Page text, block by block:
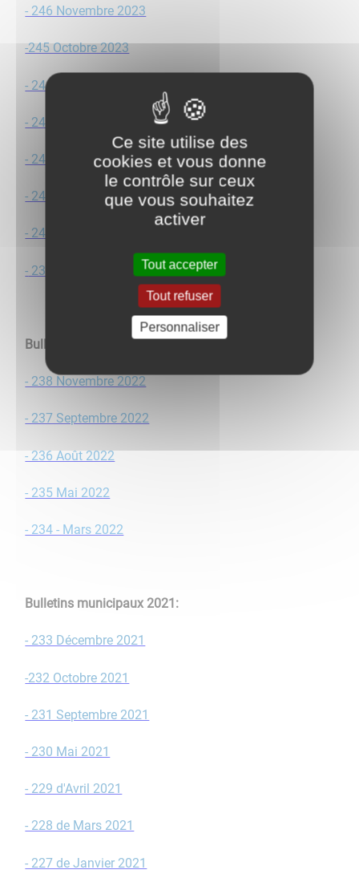
- 246 Novembre 2023
-245 Octobre 2023
- 244 Septembre 2023
- 243 Juin 2023
- 242 Mai 2023
- 241 Mars 2023
- 240
- 239 Janvier 2023
Bulletins municipaux 2022:
- 238 Novembre 2022
- 237 Septembre 2022
- 236 Août 2022
- 235 Mai 2022
- 234 - Mars 2022
​​​​​​​Bulletins municipaux 2021:
- 233 Décembre 2021
-232 Octobre 2021
- 231 Septembre 2021
- 230 Mai 2021
- 229 d'Avril 2021
- 228 de Mars 2021
- 227 de Janvier 2021
Ce site utilise des
cookies et vous donne
le contrôle sur ceux
que vous souhaitez
activer
Tout accepter
Tout refuser
Personnaliser